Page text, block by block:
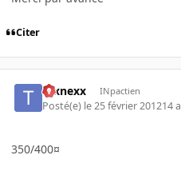
Citer
texnexx INpactien
Posté(e) le 25 février 201214 a
350/400¤